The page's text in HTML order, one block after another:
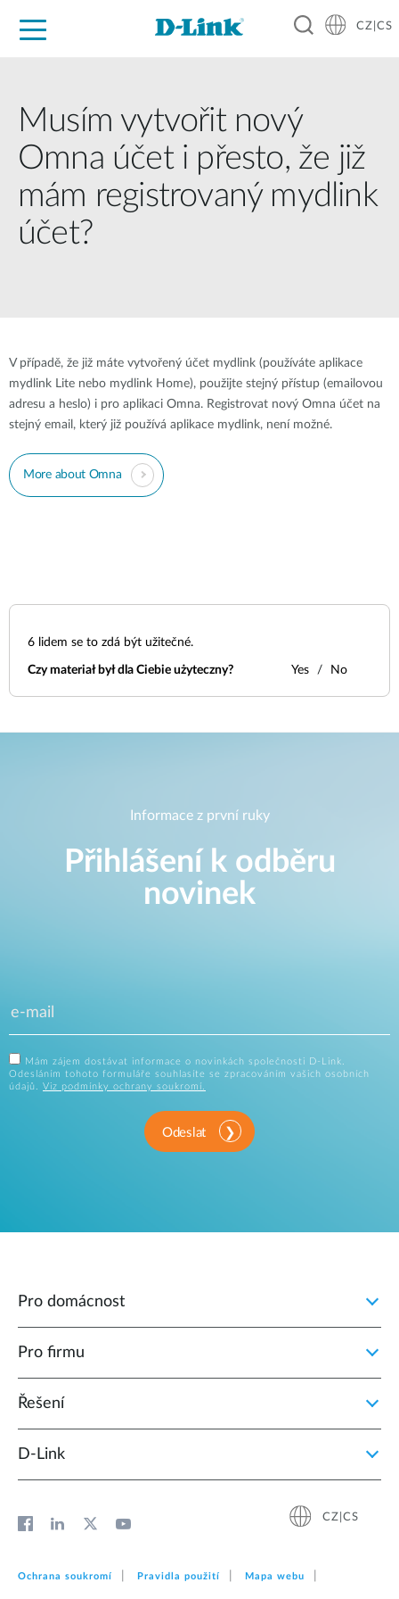
CZ|CS
Musím vytvořit nový
Omna účet i přesto, že již
mám registrovaný mydlink
účet?
V případě, že již máte vytvořený účet mydlink (používáte aplikace
mydlink Lite nebo mydlink Home), použijte stejný přístup (emailovou
adresu a heslo) i pro aplikaci Omna. Registrovat nový Omna účet na
stejný email, který již používá aplikace mydlink, není možné.
More about Omna
6 lidem se to zdá být užitečné.
Czy materiał był dla Ciebie użyteczny? Yes No
Informace z první ruky
Přihlášení k odběru
novinek
Mám zájem dostávat informace o novinkách společnosti D-Link.
Odesláním tohoto formuláře souhlasíte se zpracováním vašich osobních
údajů. Viz podmínky ochrany soukromí.
Odeslat
Pro domácnost
Pro firmu
Řešení
D‑Link
CZ|CS
Ochrana soukromí Pravidla použití Mapa webu